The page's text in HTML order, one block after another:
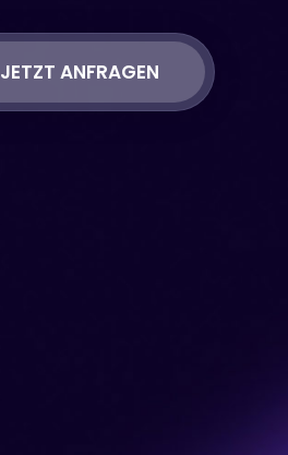
JETZT ANFRAGEN